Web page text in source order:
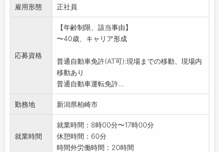
識や技能の習得、
特別教育や技能講習(足場組立・クレーン操作
他)で工事に関する
知識を習得して頂き、将来的には現場責任者・
指導していきます。
*現場状況に応じて県外現場への出張有り
変更範囲:変更なし
雇用形態 正社員
応募資格
【年齢制限、該当事由】
〜40歳、キャリア形成
普通自動車免許(AT可):現場までの移動、現場内
移動あり
普通自動車運転免許...
勤務地 新潟県柏崎市
就業時間
就業時間：8時00分〜17時00分
休憩時間：60分
時間外労働時間：20時間